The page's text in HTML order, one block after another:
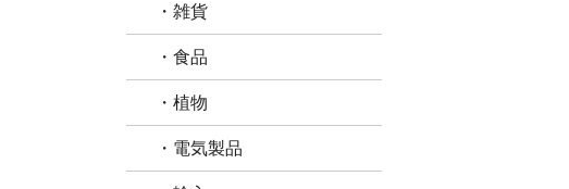
・雑貨
・食品
・植物
・電気製品